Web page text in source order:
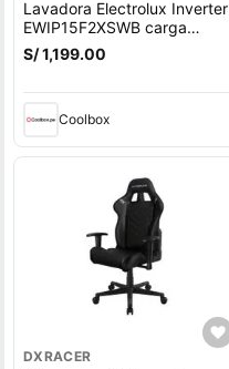
Lavadora Electrolux Inverter
EWIP15F2XSWB carga
superior, capacidad 15 kg,
negro
S/ 1,199.00
Coolbox
DXRACER